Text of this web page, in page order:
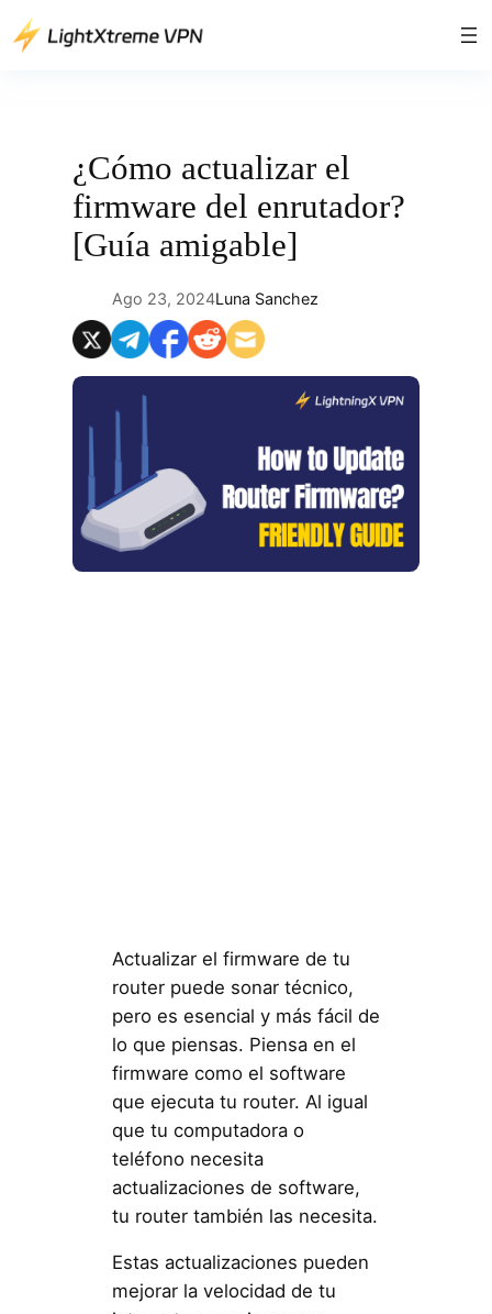
Saltar
¿Cómo actualizar el
firmware del enrutador?
[Guía amigable]
Ago 23, 2024Luna Sanchez
Actualizar el firmware de tu
router puede sonar técnico,
pero es esencial y más fácil de
lo que piensas. Piensa en el
firmware como el software
que ejecuta tu router. Al igual
que tu computadora o
teléfono necesita
actualizaciones de software,
tu router también las necesita.
Estas actualizaciones pueden
mejorar la velocidad de tu